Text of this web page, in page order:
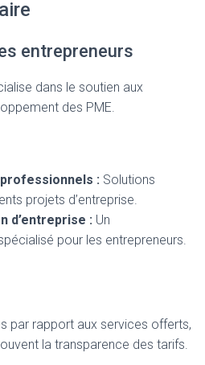
entrepreneurs
dans le soutien aux
des PME.
: Solutions
projets d’entreprise.
d’entreprise : Un
pour les entrepreneurs.
par rapport aux services offerts,
la transparence des tarifs.